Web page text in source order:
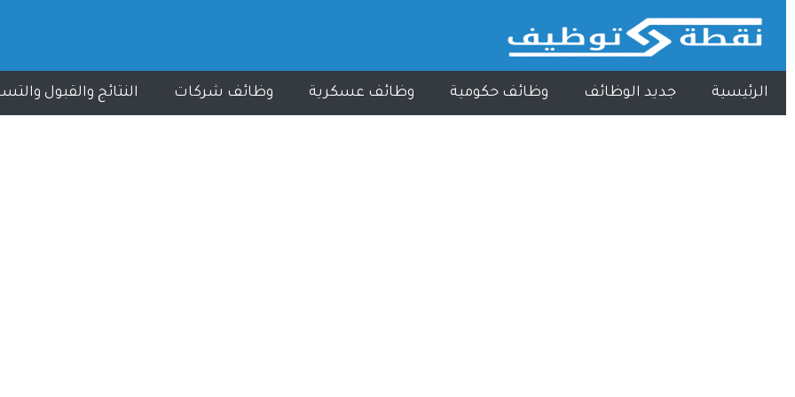
الرئيسية جديد الوظائف وظائف حكومية وظائف عسكرية وظائف شركات النتائج والقبول